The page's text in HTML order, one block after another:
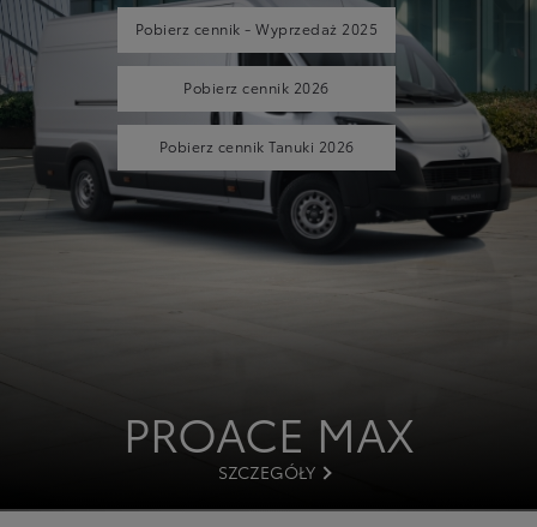
Pobierz cennik - Wyprzedaż 2025
Pobierz cennik 2026
Pobierz cennik Tanuki 2026
PROACE MAX
SZCZEGÓŁY